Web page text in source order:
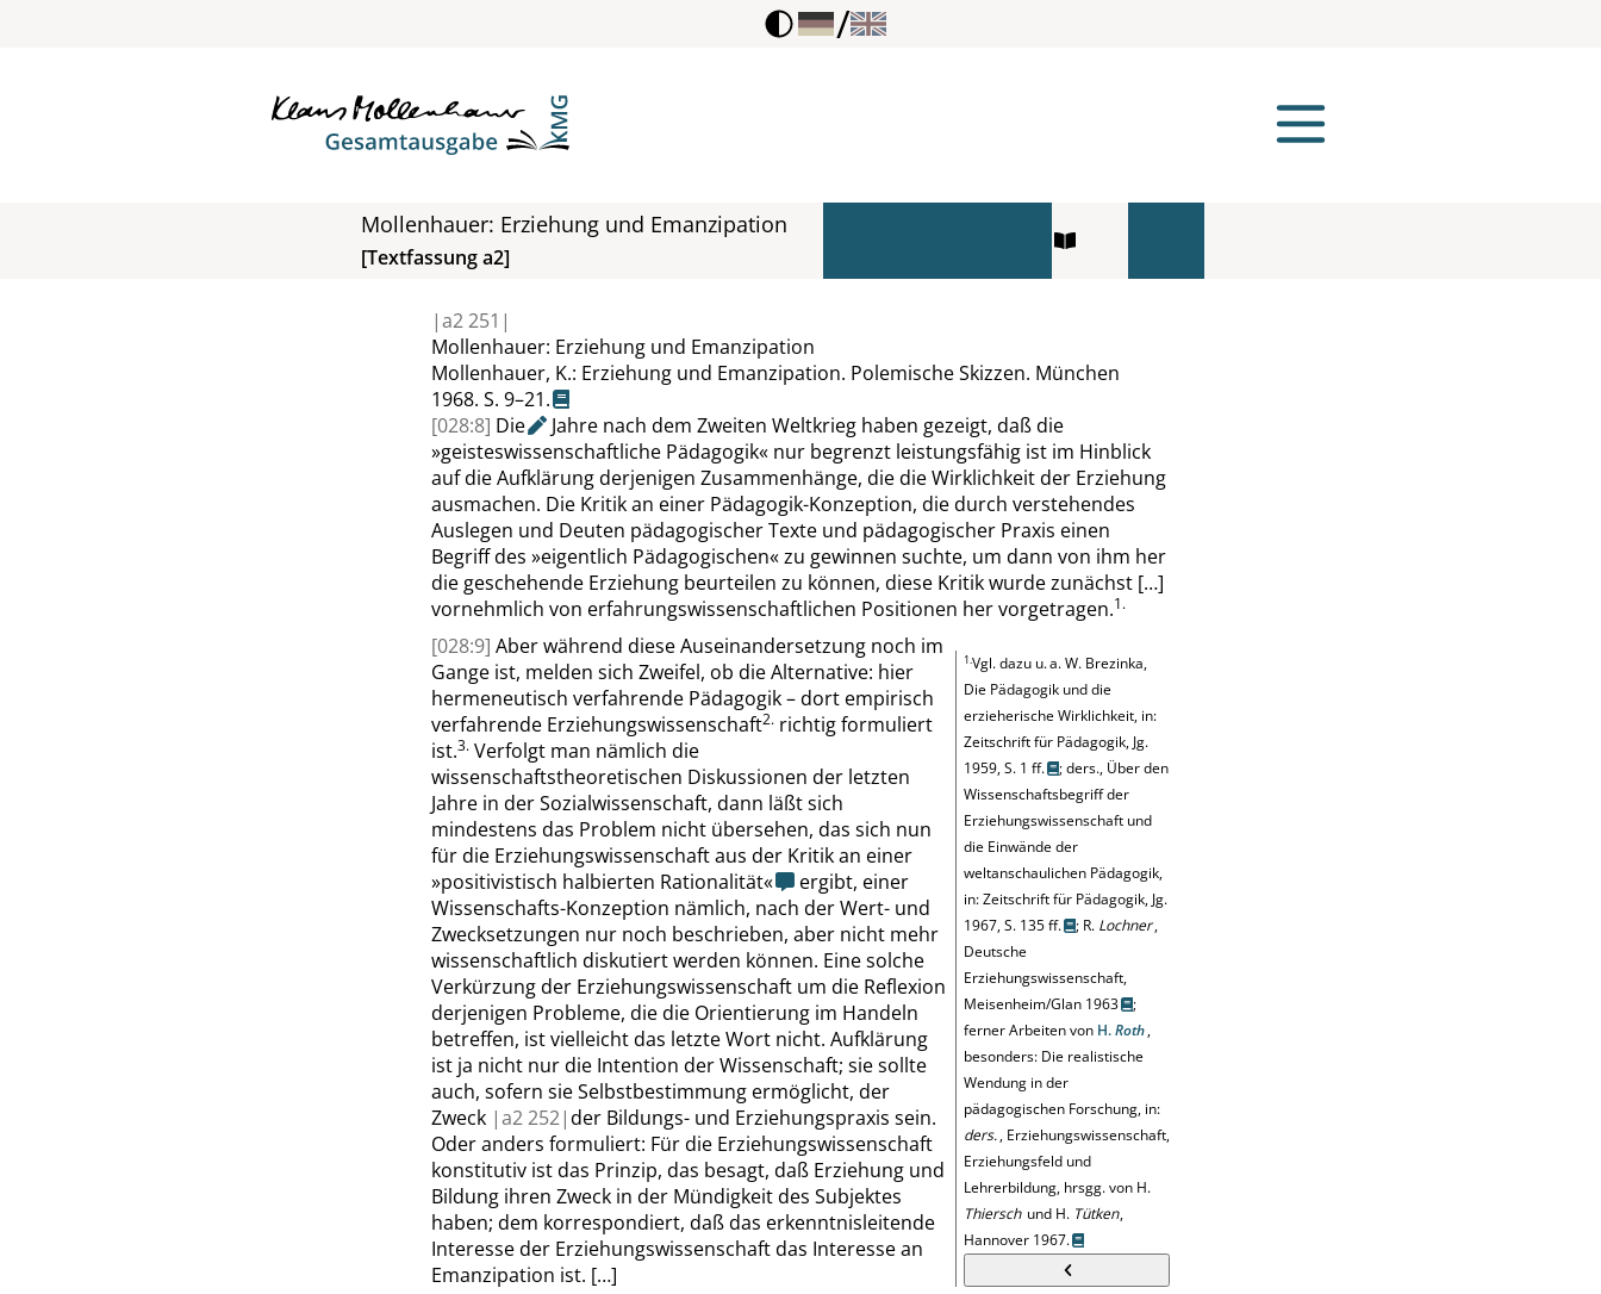
/
Mollenhauer: Erziehung und Emanzipation
[Textfassung a2]
|a2251|
Mollenhauer: Erziehung und Emanzipation
Mollenhauer, K.: Erziehung und Emanzipation. Polemische Skizzen. München
1968. S. 9–21.
[028:8] Die
Jahre nach dem Zweiten Weltkrieg haben gezeigt, daß die
»geisteswissenschaftliche Pädagogik« nur begrenzt leistungsfähig ist im Hinblick
auf die Aufklärung derjenigen Zusammenhänge, die die Wirklichkeit der Erziehung
ausmachen. Die Kritik an einer Pädagogik-Konzeption, die durch verstehendes
Auslegen und Deuten pädagogischer Texte und pädagogischer Praxis einen
Begriff des »eigentlich Pädagogischen«zu gewinnen suchte, um dann von ihm her
die geschehende Erziehung beurteilen zu können, diese Kritik wurde zunächst […]
vornehmlich von erfahrungswissenschaftlichen Positionen her vorgetragen.1.
1. Vgl. dazu u. a.W. Brezinka,
Die Pädagogik und die
erzieherische Wirklichkeit, in:
Zeitschrift für Pädagogik, Jg.
1959, S. 1 ff.
;ders., Über den
Wissenschaftsbegriff der
Erziehungswissenschaft und
die Einwände der
weltanschaulichen Pädagogik,
in: Zeitschrift für Pädagogik, Jg.
1967, S. 135 ff.
; R. Lochner,
Deutsche
Erziehungswissenschaft,
Meisenheim/Glan 1963
;
ferner Arbeiten von H.Roth,
besonders: Die realistische
Wendung in der
pädagogischen Forschung, in:
ders., Erziehungswissenschaft,
Erziehungsfeld und
Lehrerbildung, hrsgg. von H.
Thiersch und H. Tütken,
Hannover 1967.
[028:9] Aber während diese Auseinandersetzung noch im
Gange ist, melden sich Zweifel, ob die Alternative: hier
hermeneutisch verfahrende Pädagogik – dort empirisch
verfahrende Erziehungswissenschaft2. richtig formuliert
ist.3. Verfolgt man nämlich die
wissenschaftstheoretischen Diskussionen der letzten
Jahre in der Sozialwissenschaft, dann läßt sich
mindestens das Problem nicht übersehen, das sich nun
für die Erziehungswissenschaft aus der Kritik an einer
»positivistisch halbierten Rationalität«
ergibt, einer
Wissenschafts-Konzeption nämlich, nach der Wert- und
Zwecksetzungen nur noch beschrieben, aber nicht mehr
wissenschaftlich diskutiert werden können. Eine solche
Verkürzung der Erziehungswissenschaft um die Reflexion
derjenigen Probleme, die die Orientierung im Handeln
betreffen, ist vielleicht das letzte Wort nicht. Aufklärung
ist ja nicht nur die Intention der Wissenschaft; sie sollte
auch, sofern sie Selbstbestimmung ermöglicht, der
Zweck |a2252|der Bildungs- und Erziehungspraxis sein.
Oder anders formuliert: Für die Erziehungswissenschaft
konstitutiv ist das Prinzip, das besagt, daß Erziehung und
Bildung ihren Zweck in der Mündigkeit des Subjektes
haben; dem korrespondiert, daß das erkenntnisleitende
Interesse der Erziehungswissenschaft das Interesse an
Emanzipation ist. […]